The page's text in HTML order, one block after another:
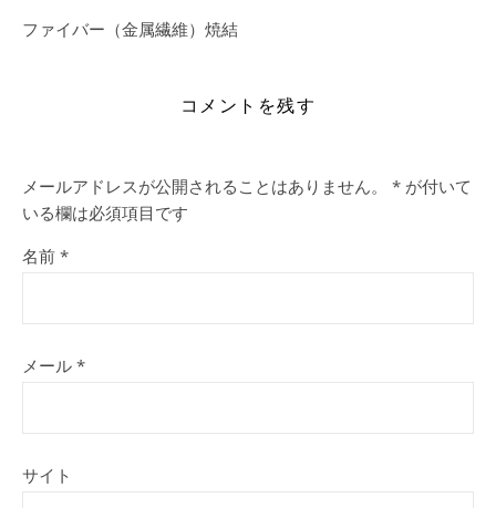
ファイバー（金属繊維）焼結
コメントを残す
メールアドレスが公開されることはありません。 * が付いて
いる欄は必須項目です
名前 *
メール *
サイト